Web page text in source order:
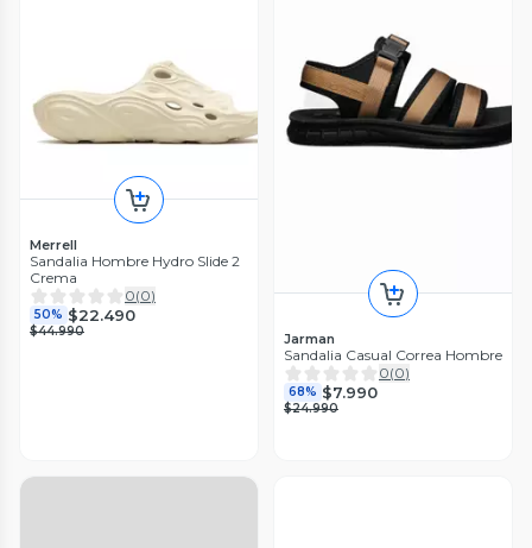
Merrell
Sandalia Hombre Hydro Slide 2
Crema
0(0)
50% $22.490
$44.990 Jarman
Sandalia Casual Correa Hombre
0(0)
68% $7.990
$24.990